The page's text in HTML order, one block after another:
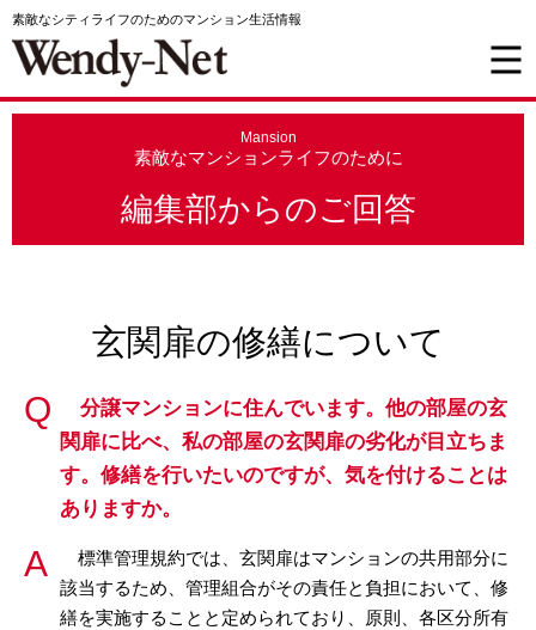
素敵なシティライフのためのマンション生活情報
Mansion
素敵なマンションライフのために
編集部からのご回答
玄関扉の修繕について
分譲マンションに住んでいます。他の部屋の玄
関扉に比べ、私の部屋の玄関扉の劣化が目立ちま
す。修繕を行いたいのですが、気を付けることは
ありますか。
標準管理規約では、玄関扉はマンションの共用部分に
該当するため、管理組合がその責任と負担において、修
繕を実施することと定められており、原則、各区分所有